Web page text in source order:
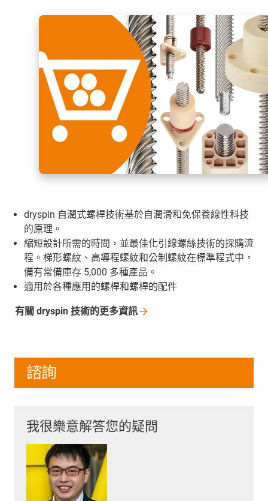
dryspin 自潤式螺桿技術基於自潤滑和免保養線性科技
的原理。
縮短設計所需的時間，並最佳化引線螺絲技術的採購流
程。梯形螺紋、高導程螺紋和公制螺紋在標準程式中，
備有常備庫存 5,000 多種產品。
適用於各種應用的螺桿和螺桿的配件
有關 dryspin 技術的更多資訊
諮詢
我很樂意解答您的疑問